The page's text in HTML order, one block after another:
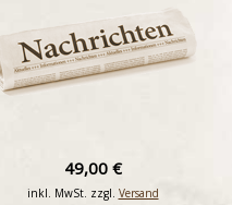
49,00 €
inkl. MwSt. zzgl. Versand